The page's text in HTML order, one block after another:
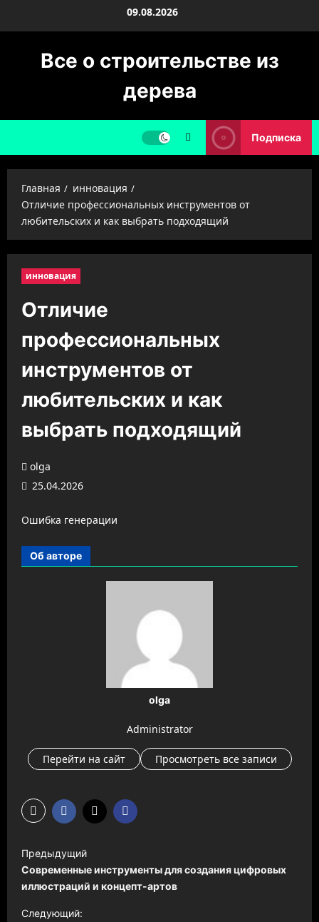
09.08.2026
Все о строительстве из
дерева
Подписка
Главная
инновация
Отличие профессиональных инструментов от
любительских и как выбрать подходящий
инновация
Отличие
профессиональных
инструментов от
любительских и как
выбрать подходящий
olga
25.04.2026
Ошибка генерации
Об авторе
olga
Administrator
Перейти на сайт Просмотреть все записи
а
в
и
Предыдущий
Современные инструменты для создания цифровых
иллюстраций и концепт-артов
Следующий: